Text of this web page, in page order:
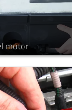
motor